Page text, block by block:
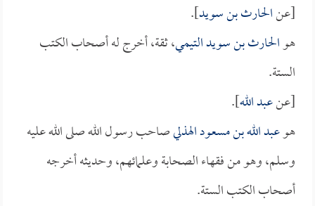
[عنالحارث بن سويد].
هوالحارث بن سويد التيمي، ثقة، أخرج له أصحاب الكتب
الستة.
[عنعبد الله].
هوعبد الله بن مسعود الهذليصاحب رسول الله صلى الله عليه
وسلم، وهو من فقهاء الصحابة وعلمائهم، وحديثه أخرجه
أصحاب الكتب الستة.